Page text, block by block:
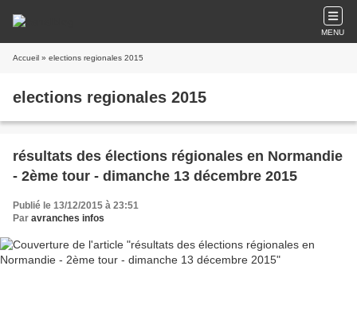
MENU
Accueil » elections regionales 2015
elections regionales 2015
résultats des élections régionales en Normandie
- 2ème tour - dimanche 13 décembre 2015
Publié le 13/12/2015 à 23:51
Par avranches infos